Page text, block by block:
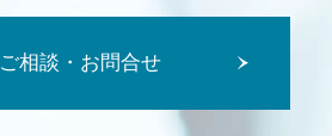
ご相談・お問合せ